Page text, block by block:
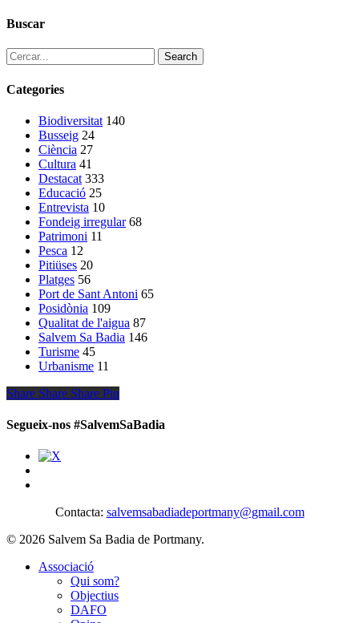
Buscar
Search
Categories
Biodiversitat 140
Busseig 24
Ciència 27
Cultura 41
Destacat 333
Educació 25
Entrevista 10
Fondeig irregular 68
Patrimoni 11
Pesca 12
Pitiüses 20
Platges 56
Port de Sant Antoni 65
Posidònia 109
Qualitat de l'aigua 87
Salvem Sa Badia 146
Turisme 45
Urbanisme 11
Share
Share Share Share Pin
Segueix-nos #SalvemSaBadia
Contacta: salvemsabadiadeportmany@gmail.com
© 2026 Salvem Sa Badia de Portmany.
Close
Associació
Qui som?
Objectius
DAFO